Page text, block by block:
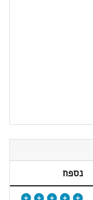
נספח